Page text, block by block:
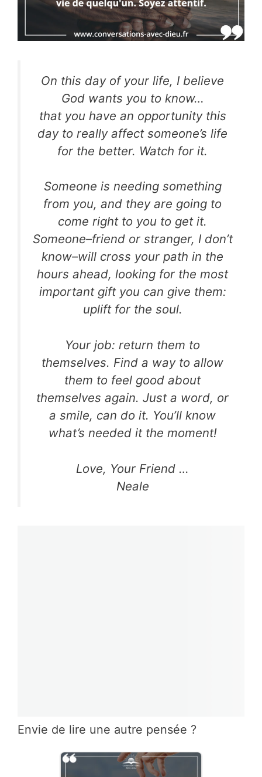
On this day of your life, I believe
God wants you to know…
that you have an opportunity this
day to really affect someone’s life
for the better. Watch for it.
Someone is needing something
from you, and they are going to
come right to you to get it.
Someone–friend or stranger, I don’t
know–will cross your path in the
hours ahead, looking for the most
important gift you can give them:
uplift for the soul.
Your job: return them to
themselves. Find a way to allow
them to feel good about
themselves again. Just a word, or
a smile, can do it. You’ll know
what’s needed it the moment!
Love, Your Friend …
Neale
Envie de lire une autre pensée ?